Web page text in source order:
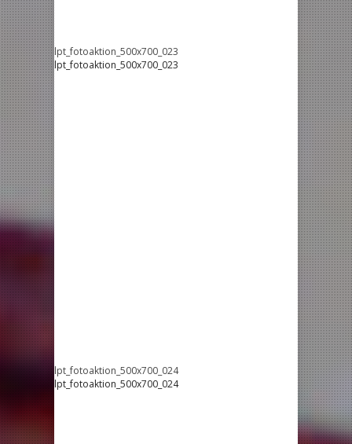
lpt_fotoaktion_500x700_023
lpt_fotoaktion_500x700_023
lpt_fotoaktion_500x700_024
lpt_fotoaktion_500x700_024